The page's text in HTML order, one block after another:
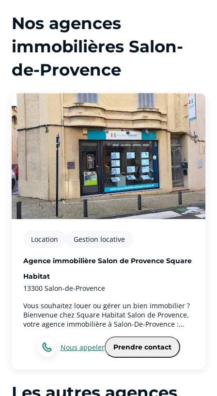
Nos agences
immobilières Salon-
de-Provence
Location Gestion locative
Agence immobilière Salon de Provence Square
Habitat
13300 Salon-de-Provence
Vous souhaitez louer ou gérer un bien immobilier ?
Bienvenue chez Square Habitat Salon de Provence,
votre agence immobilière à Salon-De-Provence :
notre aide !Votre agence immobilière Square
Habitat Salon de Provence propose aussi ses
services sur la ville de Salon-De-ProvencePour une
persévérance et de notre rigueur. Notre agence
Prendre contact
Nous appeler